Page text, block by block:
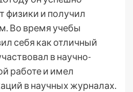
физики и получил
Во время учебы
себя как отличный
в научно-
работе и имел
в научных журналах.